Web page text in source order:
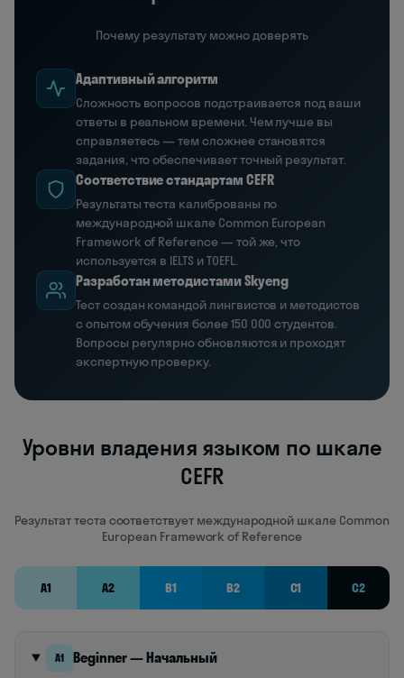
Почему результату можно доверять
Адаптивный алгоритм
Сложность вопросов подстраивается под ваши
ответы в реальном времени. Чем лучше вы
справляетесь — тем сложнее становятся
задания, что обеспечивает точный результат.
Соответствие стандартам CEFR
Результаты теста калиброваны по
международной шкале Common European
Framework of Reference — той же, что
используется в IELTS и TOEFL.
Разработан методистами Skyeng
Тест создан командой лингвистов и методистов
с опытом обучения более 150 000 студентов.
Вопросы регулярно обновляются и проходят
экспертную проверку.
Уровни владения языком по шкале
CEFR
Результат теста соответствует международной шкале Common
European Framework of Reference
A1 A2 B1 B2 C1 C2
A1 Beginner — Начальный